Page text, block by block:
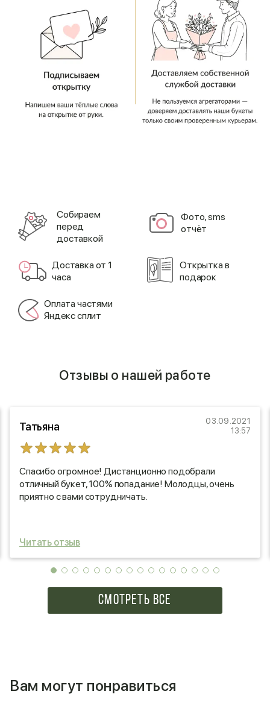
Cобираем
перед
доставкой
Фото, sms
отчёт
Доставка от 1
часа
Открытка в
подарок
Оплата частями
Яндекс сплит
Отзывы о нашей работе
Татьяна
03.09.2021
13:57
Спасибо огромное! Дистанционно подобрали
отличный букет, 100% попадание! Молодцы, очень
приятно с вами сотрудничать.
Читать отзыв
СМОТРЕТЬ ВСЕ
Вам могут понравиться